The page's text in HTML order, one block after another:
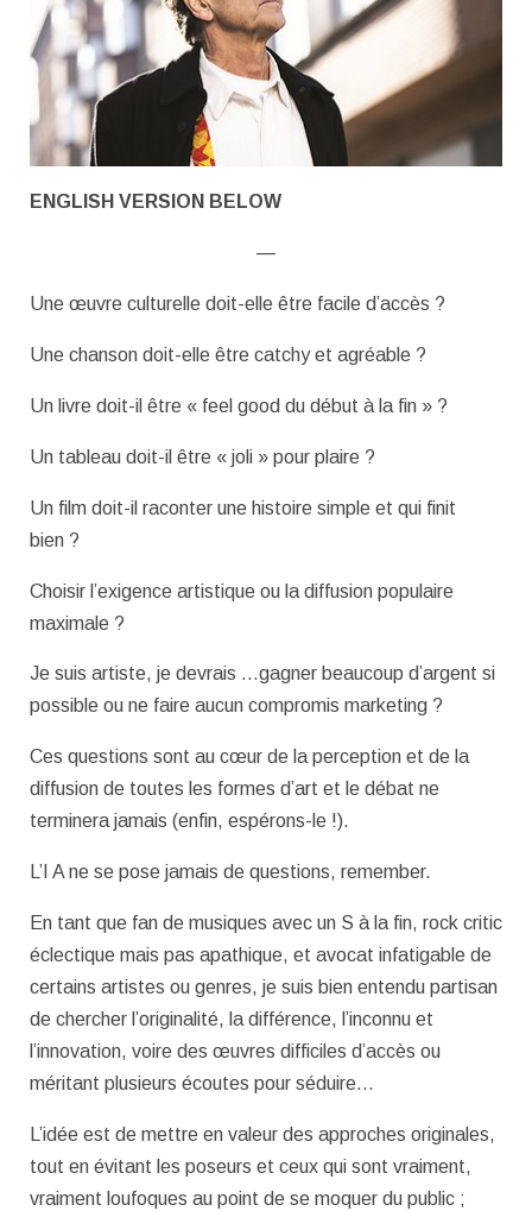
ENGLISH VERSION BELOW
—
Une œuvre culturelle doit-elle être facile d’accès ?
Une chanson doit-elle être catchy et agréable ?
Un livre doit-il être « feel good du début à la fin » ?
Un tableau doit-il être « joli » pour plaire ?
Un film doit-il raconter une histoire simple et qui finit
bien ?
Choisir l’exigence artistique ou la diffusion populaire
maximale ?
Je suis artiste, je devrais …gagner beaucoup d’argent si
possible ou ne faire aucun compromis marketing ?
Ces questions sont au cœur de la perception et de la
diffusion de toutes les formes d’art et le débat ne
terminera jamais (enfin, espérons-le !).
L’I A ne se pose jamais de questions, remember.
En tant que fan de musiques avec un S à la fin, rock critic
éclectique mais pas apathique, et avocat infatigable de
certains artistes ou genres, je suis bien entendu partisan
de chercher l’originalité, la différence, l’inconnu et
l’innovation, voire des œuvres difficiles d’accès ou
méritant plusieurs écoutes pour séduire…
L’idée est de mettre en valeur des approches originales,
tout en évitant les poseurs et ceux qui sont vraiment,
vraiment loufoques au point de se moquer du public ;